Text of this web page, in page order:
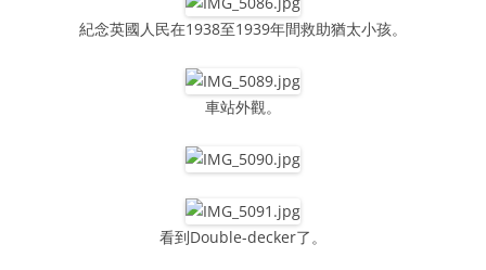
紀念英國人民在1938至1939年間救助猶太小孩。
車站外觀。
看到Double-decker了。